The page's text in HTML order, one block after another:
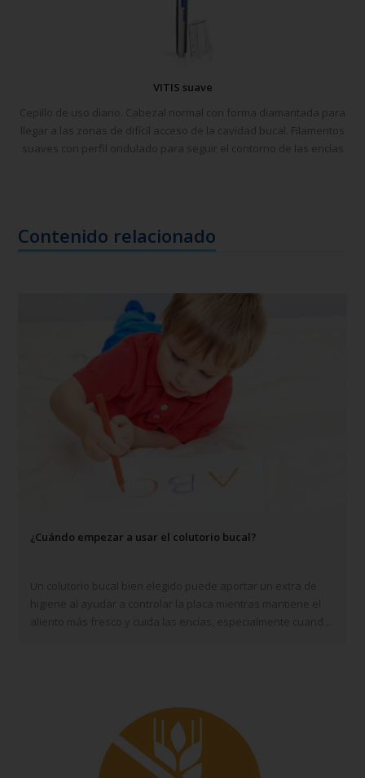
VITIS suave
Cepillo de uso diario. Cabezal normal con forma diamantada para
llegar a las zonas de difícil acceso de la cavidad bucal. Filamentos
suaves con perfil ondulado para seguir el contorno de las encías
Contenido relacionado
¿Cuándo empezar a usar el colutorio bucal?